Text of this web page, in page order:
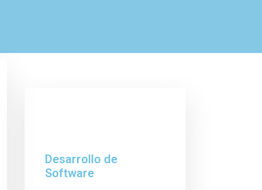
Desarrollo de
Software